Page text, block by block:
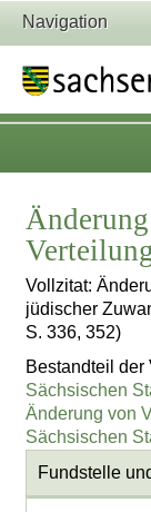
Navigation
Vollzitat:
jüdischer
S. 336, 352)
Bestandteil
Sächsischen
Änderung von
Sächsischen
Fundstelle